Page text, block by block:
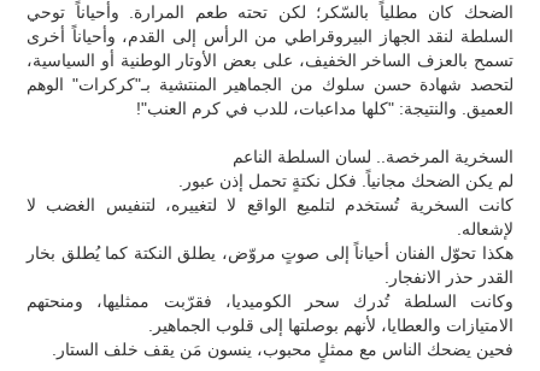
الضحك كان مطلياً بالسّكر؛ لكن تحته طعم المرارة. وأحياناً توحي
السلطة لنقد الجهاز البيروقراطي من الرأس إلى القدم، وأحياناً أخرى
تسمح بالعزف الساخر الخفيف، على بعض الأوتار الوطنية أو السياسية،
لتحصد شهادة حسن سلوك من الجماهير المنتشية بـ"كركرات" الوهم
العميق. والنتيجة: "كلها مداعبات، للدب في كرم العنب"!
السخرية المرخصة.. لسان السلطة الناعم
لم يكن الضحك مجانياً. فكل نكتةٍ تحمل إذن عبور.
كانت السخرية تُستخدم لتلميع الواقع لا لتغييره، لتنفيس الغضب لا
لإشعاله.
هكذا تحوّل الفنان أحياناً إلى صوتٍ مروّض، يطلق النكتة كما يُطلق بخار
القدر حذر الانفجار.
وكانت السلطة تُدرك سحر الكوميديا، فقرّبت ممثليها، ومنحتهم
الامتيازات والعطايا، لأنهم بوصلتها إلى قلوب الجماهير.
فحين يضحك الناس مع ممثلٍ محبوب، ينسون مَن يقف خلف الستار.